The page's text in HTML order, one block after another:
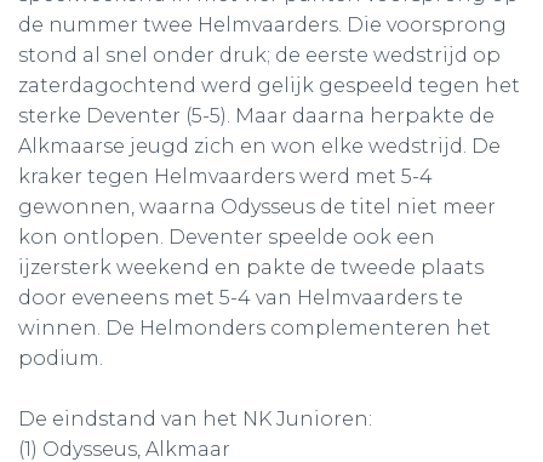
de nummer twee Helmvaarders. Die voorsprong
stond al snel onder druk; de eerste wedstrijd op
zaterdagochtend werd gelijk gespeeld tegen het
sterke Deventer (5-5). Maar daarna herpakte de
Alkmaarse jeugd zich en won elke wedstrijd. De
kraker tegen Helmvaarders werd met 5-4
gewonnen, waarna Odysseus de titel niet meer
kon ontlopen. Deventer speelde ook een
ijzersterk weekend en pakte de tweede plaats
door eveneens met 5-4 van Helmvaarders te
winnen. De Helmonders complementeren het
podium.
De eindstand van het NK Junioren:
(1) Odysseus, Alkmaar